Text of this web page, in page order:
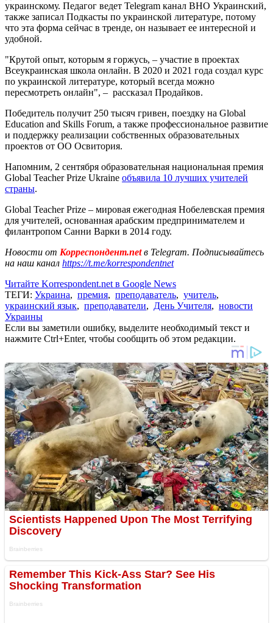
украинскому. Педагог ведет Telegram канал ВНО Украинский,
также записал Подкасты по украинской литературе, потому
что эта форма сейчас в тренде, он называет ее интересной и
удобной.
"Крутой опыт, которым я горжусь, – участие в проектах
Всеукраинская школа онлайн. В 2020 и 2021 года создал курс
по украинской литературе, который всегда можно
пересмотреть онлайн", – рассказал Продайков.
Победитель получит 250 тысяч гривен, поездку на Global
Education and Skills Forum, а также профессиональное развитие
и поддержку реализации собственных образовательных
проектов от ОО Освитория.
Напомним, 2 сентября образовательная национальная премия
Global Teacher Prize Ukraine объявила 10 лучших учителей
страны.
Global Teacher Prize – мировая ежегодная Нобелевская премия
для учителей, основанная арабским предпринимателем и
филантропом Санни Варки в 2014 году.
Новости от Корреспондент.netв Telegram. Подписывайтесь
на наш канал https://t.me/korrespondentnet
Читайте Korrespondent.net в Google News
ТЕГИ: Украина, премия, преподаватель, учитель,
украинский язык, преподаватели, День Учителя, новости
Украины
Если вы заметили ошибку, выделите необходимый текст и
нажмите Ctrl+Enter, чтобы сообщить об этом редакции.